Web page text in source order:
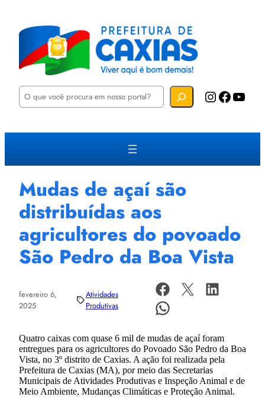
P
u
a
Instagram Facebook YouTube
Mudas de açaí são
distribuídas aos
agricultores do povoado
São Pedro da Boa Vista
fevereiro 6,
2025
Atividades
Produtivas
Quatro caixas com quase 6 mil de mudas de açaí foram
entregues para os agricultores do Povoado São Pedro da Boa
Vista, no 3º distrito de Caxias. A ação foi realizada pela
Prefeitura de Caxias (MA), por meio das Secretarias
Municipais de Atividades Produtivas e Inspeção Animal e de
Meio Ambiente, Mudanças Climáticas e Proteção Animal.